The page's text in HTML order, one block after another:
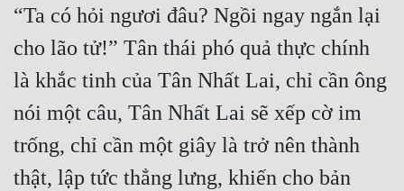
“Ta có hỏi ngươi đâu? Ngồi ngay ngắn lại
cho lão tử!” Tân thái phó quả thực chính
là khắc tinh của Tân Nhất Lai, chỉ cần ông
nói một câu, Tân Nhất Lai sẽ xếp cờ im
trống, chỉ cần một giây là trở nên thành
thật, lập tức thẳng lưng, khiến cho bản